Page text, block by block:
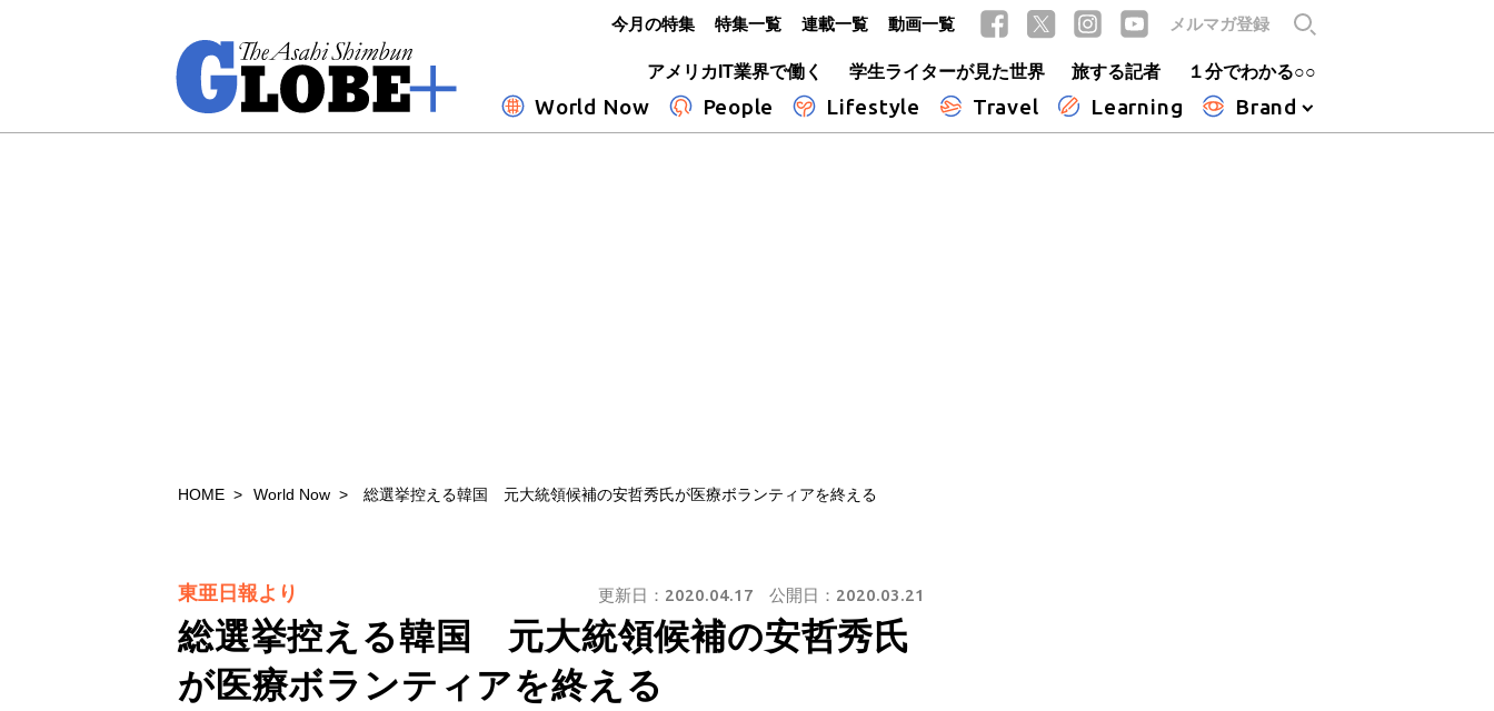
アメリカIT業界で働く
学生ライターが見た世界 旅する記者 １分でわかる○○
World Now People Lifestyle Travel Learning Brand
今月の特集 特集一覧 連載一覧 動画一覧 メルマガ登録
HOME World Now 総選挙控える韓国 元大統領候補の安哲秀氏が医療ボランティアを終える
総選挙控える韓国 元大統領候補の安哲秀氏
が医療ボランティアを終える
東亜日報より 更新日： 2020.04.17 公開日： 2020.03.21